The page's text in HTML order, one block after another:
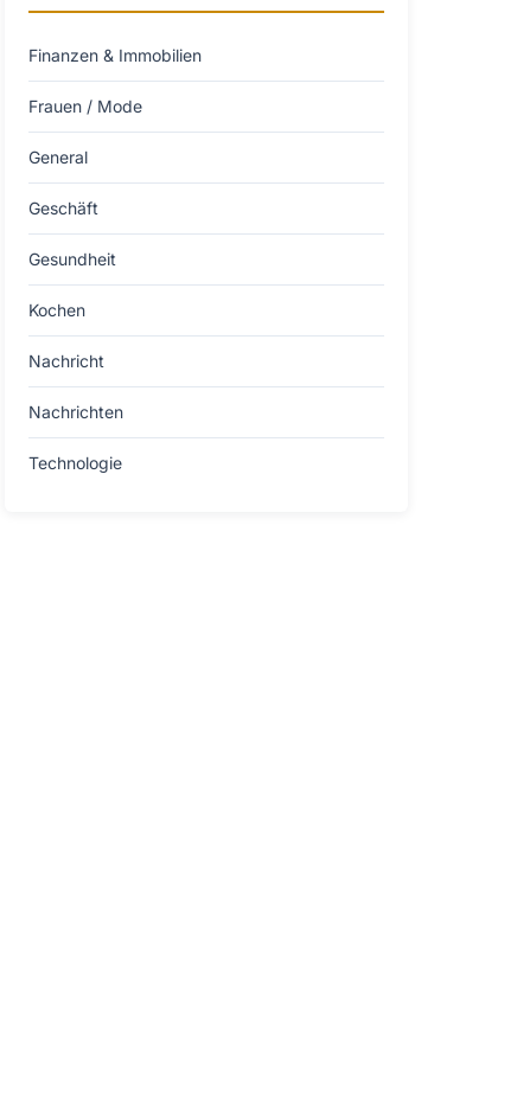
Finanzen & Immobilien
Frauen / Mode
General
Geschäft
Gesundheit
Kochen
Nachricht
Nachrichten
Technologie